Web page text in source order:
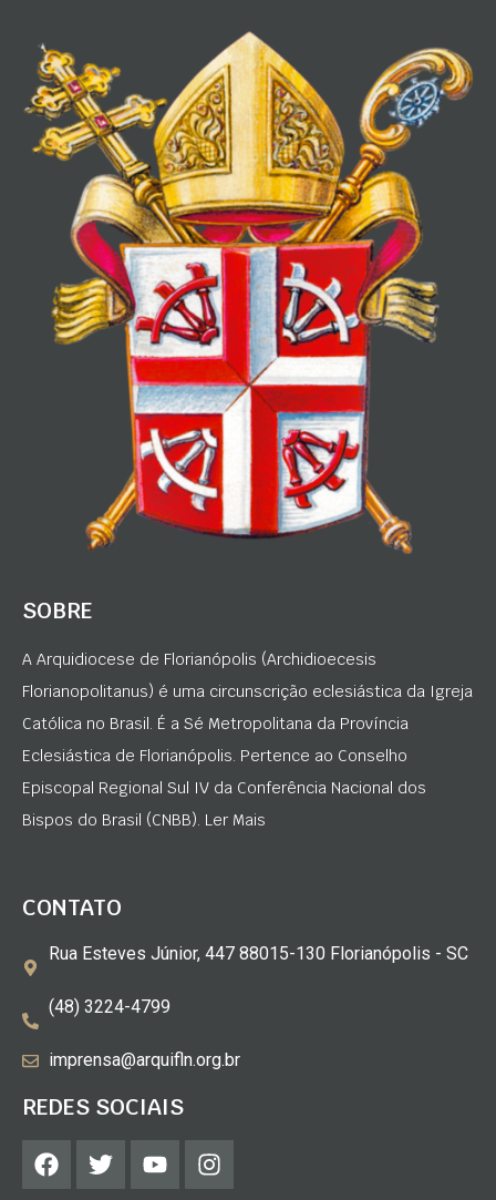
SOBRE
A Arquidiocese de Florianópolis (Archidioecesis
Florianopolitanus) é uma circunscrição eclesiástica da Igreja
Católica no Brasil. É a Sé Metropolitana da Província
Eclesiástica de Florianópolis. Pertence ao Conselho
Episcopal Regional Sul IV da Conferência Nacional dos
Bispos do Brasil (CNBB). Ler Mais
CONTATO
Rua Esteves Júnior, 447 88015-130 Florianópolis - SC
(48) 3224-4799
imprensa@arquifln.org.br
REDES SOCIAIS